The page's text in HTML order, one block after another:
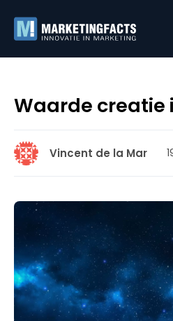
Waarde creatie
Vincent de la Mar